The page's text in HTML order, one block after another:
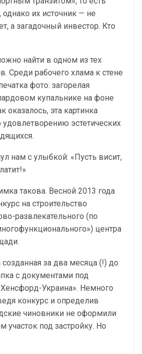
их источник — не
а загадочный инвестор. Кто
найти в одном из тех
Среди рабочего хлама к стене
фото: загорелая
купальнике на фоне
оказалось, эта картинка
удовлетворению эстетических
нам с улыбкой: «Пусть висит,
такова. Весной 2013 года
на строительство
развлекательного (по
центра
за два месяца (!) до
с документами под
Украина». Немного
конкурс и определив
чиновники не оформили
под застройку. Но